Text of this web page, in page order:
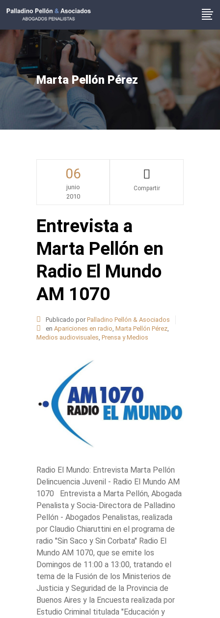
Marta Pellón Pérez
06
junio
2010
Entrevista a
Marta Pellón en
Radio El Mundo
AM 1070
Publicado por Palladino Pellón & Asociados
en Apariciones en radio, Marta Pellón Pérez,
Medios audiovisuales, Prensa y Medios
Radio El Mundo: Entrevista Marta Pellón
Delincuencia Juvenil - Radio El Mundo AM
1070 Entrevista a Marta Pellón, Abogada
Penalista y Socia-Directora de Palladino
Pellón - Abogados Penalistas, realizada
por Claudio Chiaruttini en el programa de
radio "Sin Saco y Sin Corbata" Radio El
Mundo AM 1070, que se emite los
Domingos de 11:00 a 13:00, tratando el
tema de la Fusión de los Ministerios de
Justicia y Seguridad de la Provincia de
Buenos Aires y la Encuesta realizada por
Estudio Criminal titulada "Educación y